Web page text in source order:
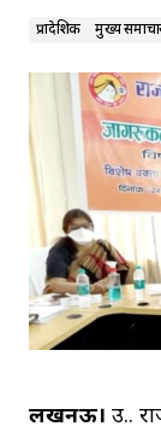
प्रादेशिक मुख्य
लखनऊ। उ.प्र.